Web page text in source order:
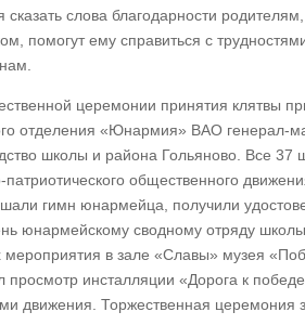
сказать слова благодарности
помогут ему справиться с
церемонии принятия клятвы
отделения «Юнармия» ВАО генерал-
школы и района Гольяново. Все 37
патриотического общественного
гимн юнармейца, получили
юнармейскому сводному отряду
мероприятия в зале «Славы» музея
просмотр инсталляции «Дорога к
движения. Торжественная церемония